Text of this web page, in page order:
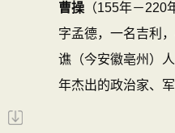
曹操 （155年－220
字孟德，一名吉利
谯（今安徽亳州）
年杰出的政治家、
书法家。三国中曹